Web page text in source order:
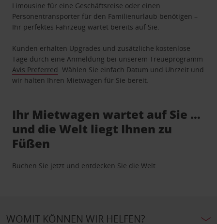
Limousine für eine Geschäftsreise oder einen
Personentransporter für den Familienurlaub benötigen –
Ihr perfektes Fahrzeug wartet bereits auf Sie.
Kunden erhalten Upgrades und zusätzliche kostenlose
Tage durch eine Anmeldung bei unserem Treueprogramm
Avis Preferred . Wählen Sie einfach Datum und Uhrzeit und
wir halten Ihren Mietwagen für Sie bereit.
Ihr Mietwagen wartet auf Sie …
und die Welt liegt Ihnen zu
Füßen
Buchen Sie jetzt und entdecken Sie die Welt.
WOMIT KÖNNEN WIR HELFEN?